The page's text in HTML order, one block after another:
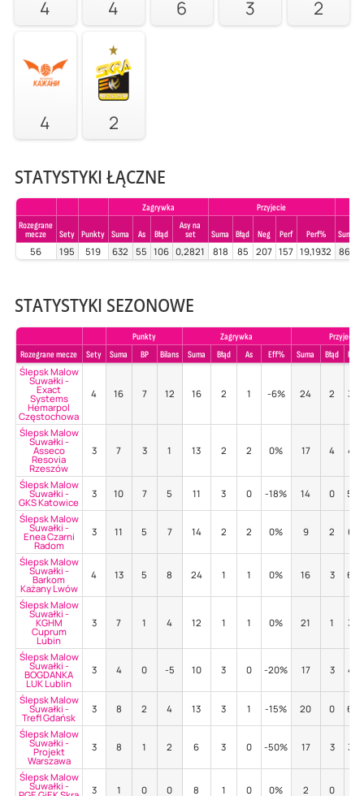
4 4 6 3 2
4 2
STATYSTYKI ŁĄCZNE
Zagrywka
Przyjecie
Rozegrane
mecze
Sety Punkty Suma As Błąd
Asy na
set
Suma Błąd Neg Perf Perf% Suma
56 195 519 632 55 106 0,2821 818 85 207 157 19,1932 868
STATYSTYKI SEZONOWE
Punkty Zagrywka
Przyjecie
Rozegrane mecze
Sety Suma BP Bilans Suma Błąd As Eff% Suma Błąd
Ślepsk Malow
Suwałki -
Exact
Systems
Hemarpol
Częstochowa
4 16 7 12 16 2 1 -6% 24 2
Ślepsk Malow
Suwałki -
Asseco
Resovia
Rzeszów
3 7 3 1 13 2 2 0% 17 4
Ślepsk Malow
Suwałki -
GKS Katowice
3 10 7 5 11 3 0 -18% 14 0
Ślepsk Malow
Suwałki -
Enea Czarni
Radom
3 11 5 7 14 2 2 0% 9 2
Ślepsk Malow
Suwałki -
Barkom
Każany Lwów
4 13 5 8 24 1 1 0% 16 3
Ślepsk Malow
Suwałki -
KGHM
Cuprum
Lubin
3 7 1 4 12 1 1 0% 21 1
Ślepsk Malow
Suwałki -
BOGDANKA
LUK Lublin
3 4 0 -5 10 3 0 -20% 17 3
Ślepsk Malow
Suwałki -
Trefl Gdańsk
3 8 2 4 13 3 1 -15% 20 0
Ślepsk Malow
Suwałki -
Projekt
Warszawa
3 8 1 2 6 3 0 -50% 17 3
Ślepsk Malow
Suwałki - 3 1 0 0 8 1 0 0% 2 0